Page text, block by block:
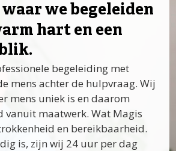
waar we begeleiden
hart en een
begeleiding met
mens achter de hulpvraag. Wij
mens uniek is en daarom
vanuit maatwerk. Wat Magis
en bereikbaarheid.
is, zijn wij 24 uur per dag